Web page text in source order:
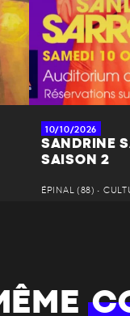
10/10/2026
SANDRINE
SAISON 2
ÉPINAL (88) •